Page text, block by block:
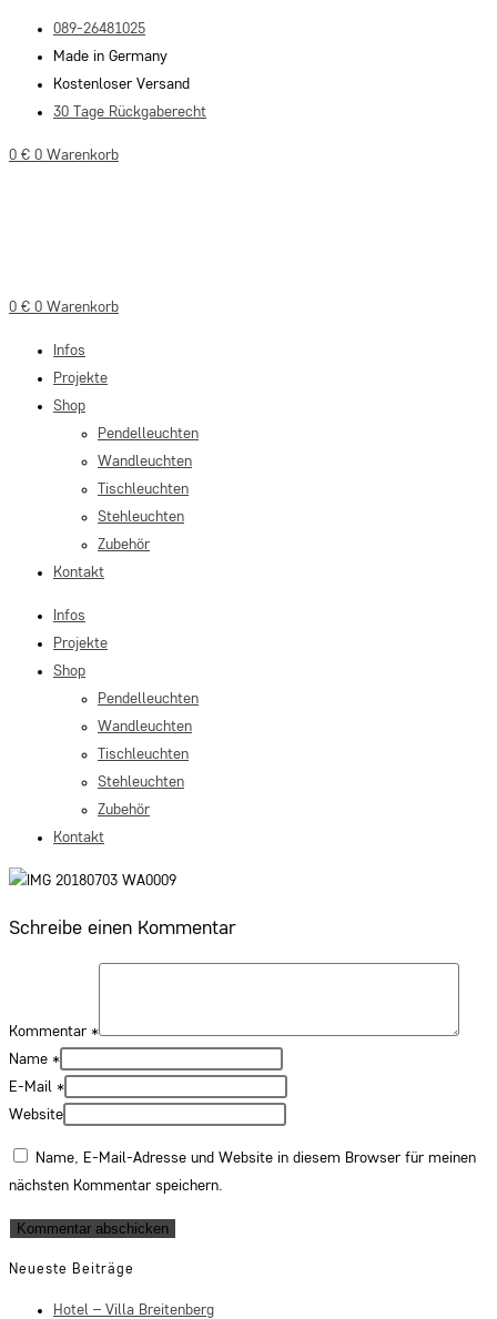
Inhalt
springen
089-26481025
Made in Germany
Kostenloser Versand
30 Tage Rückgaberecht
0 € 0 Warenkorb
0 € 0 Warenkorb
Infos
Projekte
Shop
Pendelleuchten
Wandleuchten
Tischleuchten
Stehleuchten
Zubehör
Kontakt
Infos
Projekte
Shop
Pendelleuchten
Wandleuchten
Tischleuchten
Stehleuchten
Zubehör
Kontakt
Schreibe einen Kommentar
Kommentar *
Name *
E-Mail *
Website
Name, E-Mail-Adresse und Website in diesem Browser für meinen
nächsten Kommentar speichern.
Neueste Beiträge
Hotel – Villa Breitenberg